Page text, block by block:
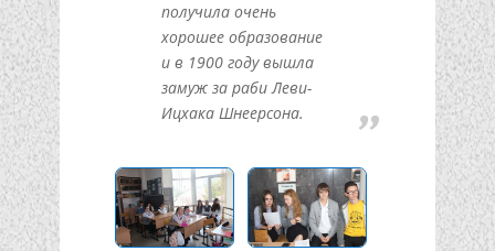
получила очень
хорошее образование
и в 1900 году вышла
замуж за раби Леви-
Ицхака Шнеерсона.